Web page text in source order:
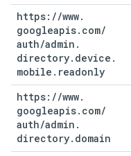
https: //www.
googleapis. com/
auth/admin .
directory. device .
mobile . readonly
https: //www.
googleapis. com/
auth/admin .
directory. domain